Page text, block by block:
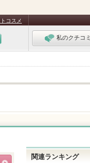
コスメ
私のクチコミ
関連ランキング